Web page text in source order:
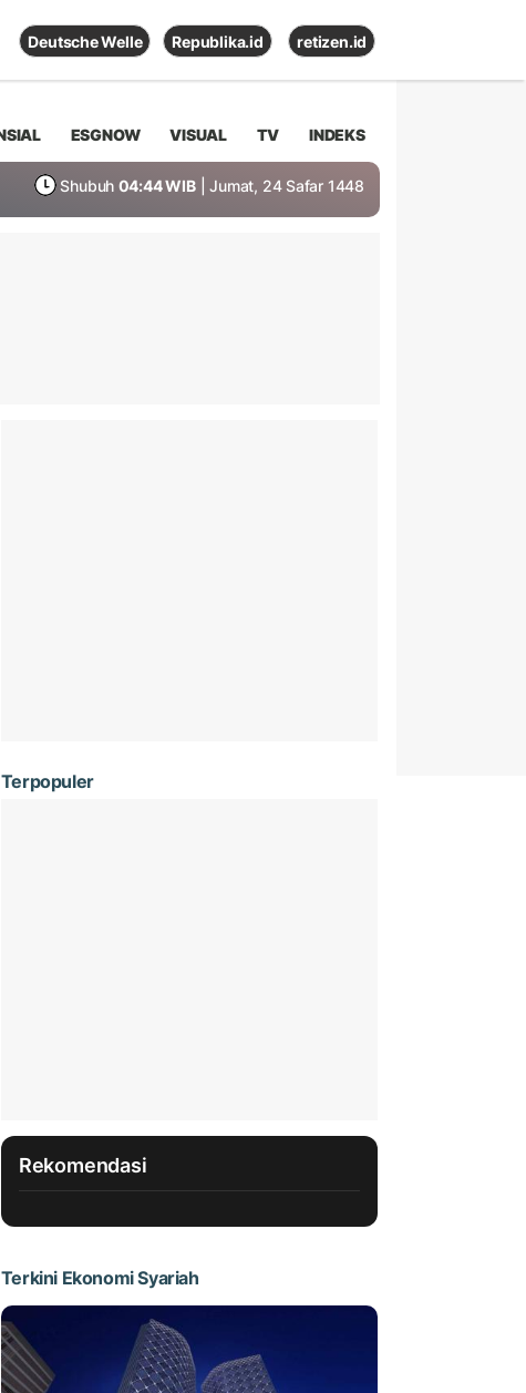
Deutsche Welle Republika.id retizen.id
ESGNOW VISUAL TV INDEKS
Shubuh 04:44 WIB | Jumat, 24 Safar 1448
Terpopuler
Rekomendasi
Terkini Ekonomi Syariah